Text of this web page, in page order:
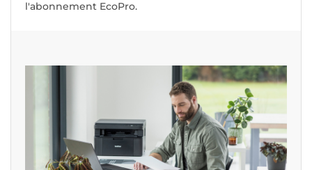
l'abonnement EcoPro.